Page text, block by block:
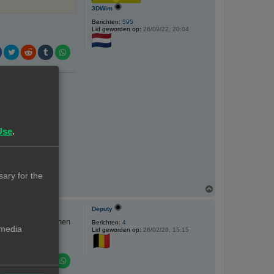
3DWim
Berichten: 595
Lid geworden op: 26/09/22, 20:04
Deputy
Berichten: 4
Lid geworden op: 26/02/26, 15:15
ergens te kunnen
.
for the